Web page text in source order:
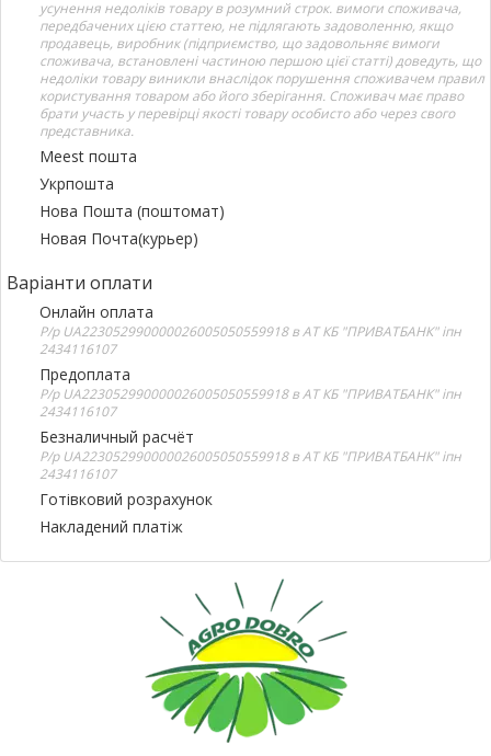
усунення недоліків товару в розумний строк. вимоги споживача,
передбачених цією статтею, не підлягають задоволенню, якщо
продавець, виробник (підприємство, що задовольняє вимоги
споживача, встановлені частиною першою цієї статті) доведуть, що
недоліки товару виникли внаслідок порушення споживачем правил
користування товаром або його зберігання. Споживач має право
брати участь у перевірці якості товару особисто або через свого
представника.
Meest пошта
Укрпошта
Нова Пошта (поштомат)
Новая Почта(курьер)
Варіанти оплати
Онлайн оплата
Р/р UA223052990000026005050559918 в АТ КБ "ПРИВАТБАНК" іпн
2434116107
Предоплата
Р/р UA223052990000026005050559918 в АТ КБ "ПРИВАТБАНК" іпн
2434116107
Безналичный расчёт
Р/р UA223052990000026005050559918 в АТ КБ "ПРИВАТБАНК" іпн
2434116107
Готівковий розрахунок
Накладений платіж